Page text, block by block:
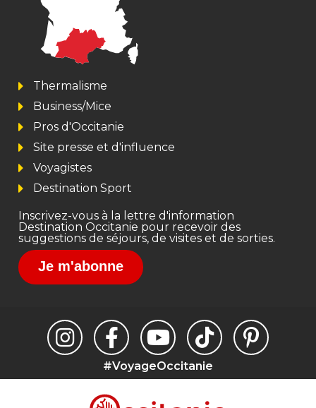
Thermalisme
Business/Mice
Pros d'Occitanie
Site presse et d'influence
Voyagistes
Destination Sport
Inscrivez-vous à la lettre d'information
Destination Occitanie pour recevoir des
suggestions de séjours, de visites et de sorties.
Je m'abonne
#VoyageOccitanie